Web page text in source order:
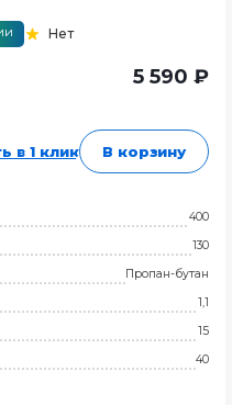
Нет
5 590 ₽
в 1 клик В корзину
400
130
Пропан-бутан
1,1
15
40